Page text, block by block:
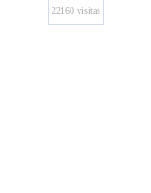
22160 visitas